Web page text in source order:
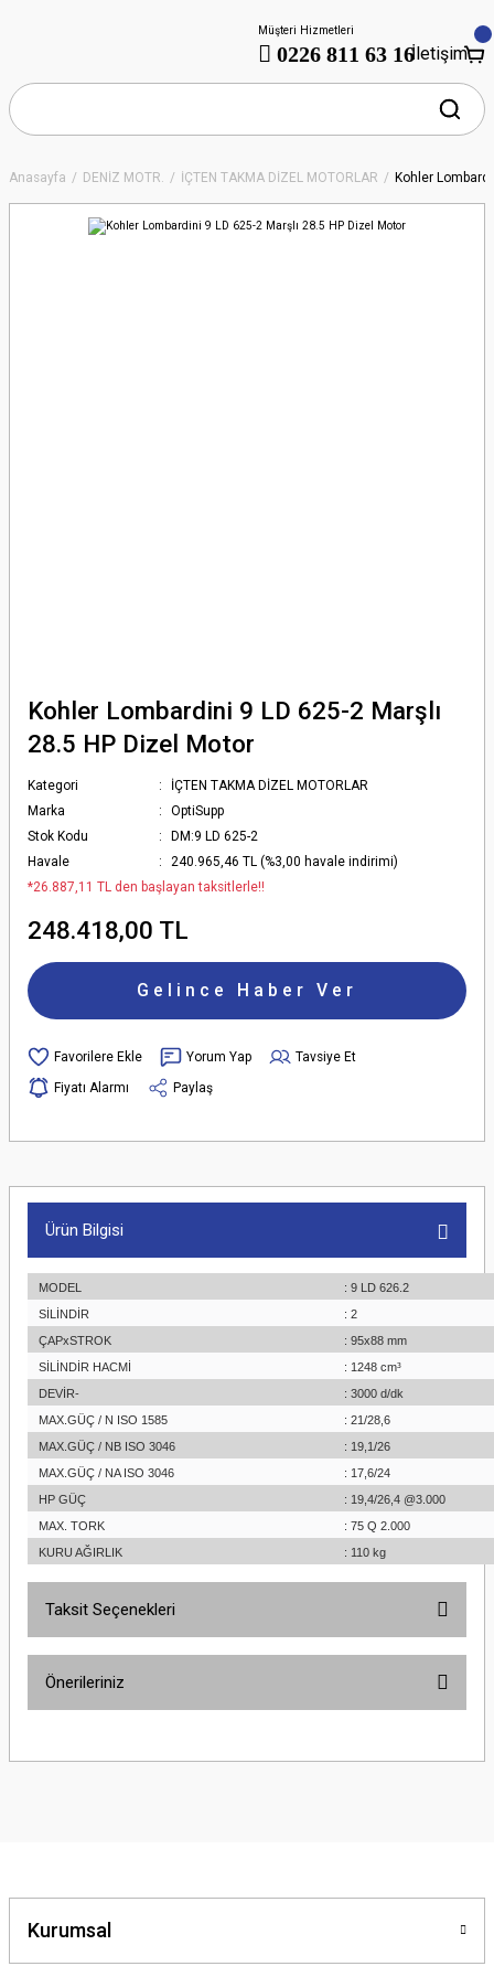
Müşteri Hizmetleri
0226 811 63 16İletişim
Anasayfa DENİZ MOTR. İÇTEN TAKMA DİZEL MOTORLAR Kohler
Kohler Lombardini 9 LD 625-2 Marşlı
28.5 HP Dizel Motor
Kategori
İÇTEN TAKMA DİZEL MOTORLAR
Marka
OptiSupp
Stok Kodu
DM:9 LD 625-2
Havale
240.965,46 TL (%3,00 havale indirimi)
*26.887,11 TL den başlayan taksitlerle!!
248.418,00 TL
Gelince Haber Ver
Yorum Yap
Tavsiye Et
Fiyatı Alarmı
Paylaş
Ürün Bilgisi
MODEL
: 9 LD 626.2
SİLİNDİR
: 2
ÇAPxSTROK
: 95x88 mm
SİLİNDİR HACMİ
: 1248 cm³
DEVİR-
: 3000 d/dk
MAX.GÜÇ / N ISO 1585
: 21/28,6
MAX.GÜÇ / NB ISO 3046
: 19,1/26
MAX.GÜÇ / NA ISO 3046
: 17,6/24
HP GÜÇ
: 19,4/26,4 @3.000
MAX. TORK
: 75 Q 2.000
KURU AĞIRLIK
: 110 kg
Taksit Seçenekleri
Önerileriniz
yetersiz gördüğünüz noktaları öneri formunu kullanarak tarafımıza
Kurumsal